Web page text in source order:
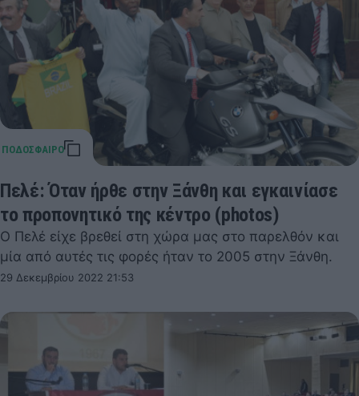
Πελέ: Όταν ήρθε στην Ξάνθη και εγκαινίασε
το προπονητικό της κέντρο (photos)
Ο Πελέ είχε βρεθεί στη χώρα μας στο παρελθόν και
μία από αυτές τις φορές ήταν το 2005 στην Ξάνθη.
29 Δεκεμβρίου 2022 21:53